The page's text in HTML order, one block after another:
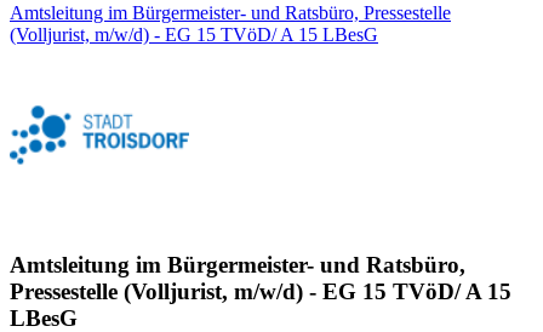
Amtsleitung im Bürgermeister- und Ratsbüro, Pressestelle
(Volljurist, m/w/d) - EG 15 TVöD/ A 15 LBesG
Amtsleitung im Bürgermeister- und Ratsbüro,
Pressestelle (Volljurist, m/w/d) - EG 15 TVöD/ A 15
LBesG